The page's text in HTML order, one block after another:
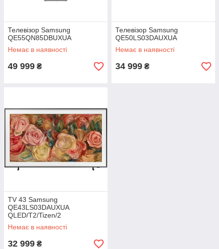
Телевізор Samsung
QE55QN85DBUXUA
Немає в наявності
49 999 ₴
Телевізор Samsung
QE50LS03DAUXUA
Немає в наявності
34 999 ₴
TV 43 Samsung
QE43LS03DAUXUA
QLED/T2/Tizen/2
x10W/HDMI/Wi-Fi/VESA
200x200/Black
Немає в наявності
32 999 ₴